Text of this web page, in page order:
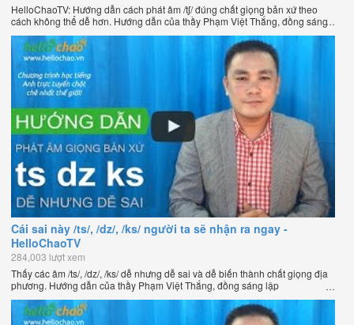
HelloChaoTV: Hướng dẫn cách phát âm /tʃ/ đúng chất giọng bản xứ theo
cách không thể dễ hơn. Hướng dẫn của thầy Phạm Việt Thắng, đồng sáng
lập HelloChao.vn - Chương trình dạy tiếng Anh trực tuyến chặt chẽ nhất
thế giới.
Cái sai này /ts/, /dz/, /ks/ người ta sẽ nhận ra ngay -
HelloChaoTV
284,003 lượt xem
Thấy các âm /ts/, /dz/, /ks/ dễ nhưng dễ sai và dễ biến thành chất giọng địa
phương. Hướng dẫn của thầy Phạm Việt Thắng, đồng sáng lập
HelloChao.vn - Chương trình dạy tiếng Anh trực tuyến chặt chẽ nhất thế
giới.